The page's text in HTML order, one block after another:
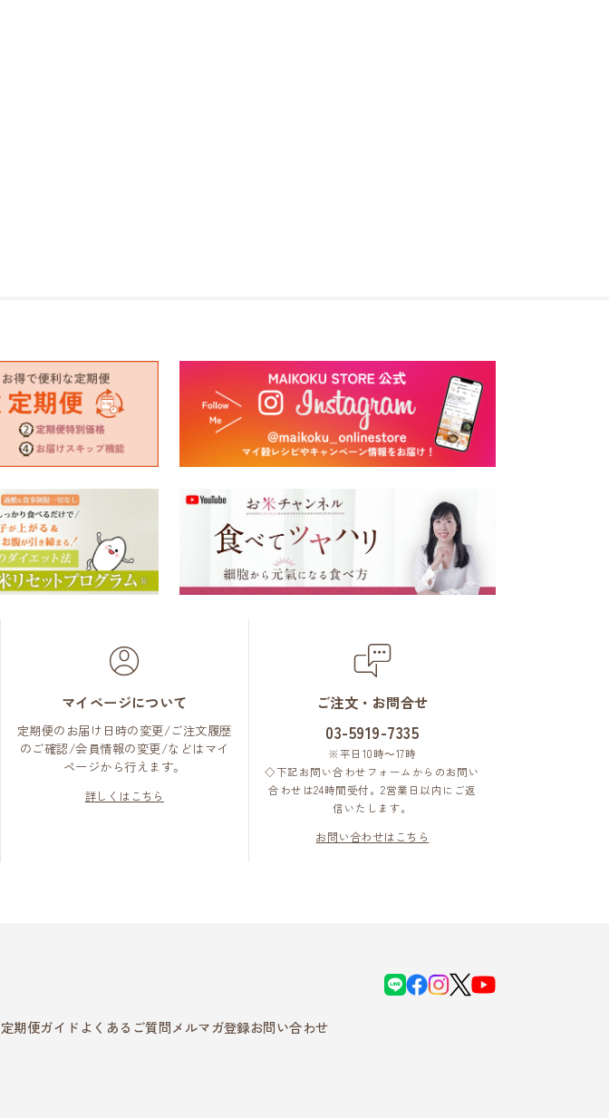
マイページについて
定期便のお届け日時の変更/ご注文履歴
のご確認/会員情報の変更/などはマイ
ページから行えます。
詳しくはこちら
ご注文・お問合せ
03-5919-7335
※平日10時～17時
◇下記お問い合わせフォームからのお問い
合わせは24時間受付。2営業日以内にご返
信いたします。
お問い合わせはこちら
L
N
a
i
n
s
X
Y
o
u
定期便ガイド よくあるご質問メルマガ登録お問い合わせ